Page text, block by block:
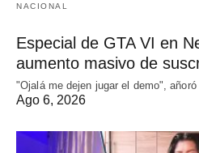
NACIONAL
Especial de GTA VI en
aumento masivo de
"Ojalá me dejen jugar el demo",
Ago 6, 2026